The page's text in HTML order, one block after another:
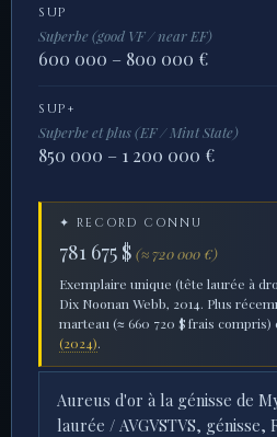
SUP
Superbe (good VF / near EF)
600 000 – 800 000 €
SUP+
Superbe et plus (EF / Mint State)
850 000 – 1 200 000 €
✦ RECORD CONNU
781 675 $ (≈ 720 000 €)
Exemplaire unique (tête laurée à
Dix Noonan Webb, 2014. Plus
marteau (≈ 660 720 $ frais compris)
(2024).
Aureus d'or à la génisse de
laurée / AVGVSTVS, génisse,